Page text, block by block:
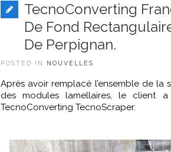
TecnoConverting
De Fond
De Perpignan.
POSTED IN NOUVELLES
Après avoir remplacé l’ensemble de
des modules lamellaires, le client
TecnoConverting TecnoScraper.